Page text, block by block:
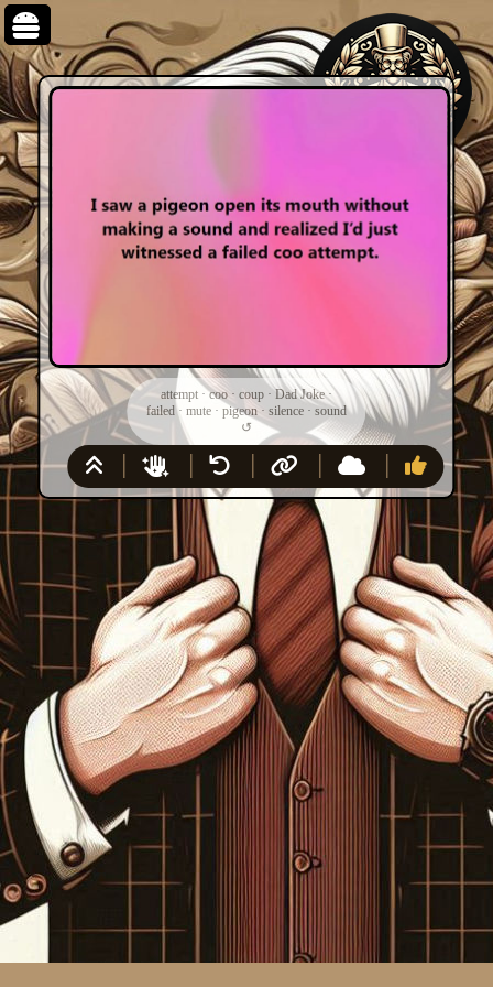
attempt·coo· coup· Dad Joke·
failed· mute· pigeon· silence· sound
↺